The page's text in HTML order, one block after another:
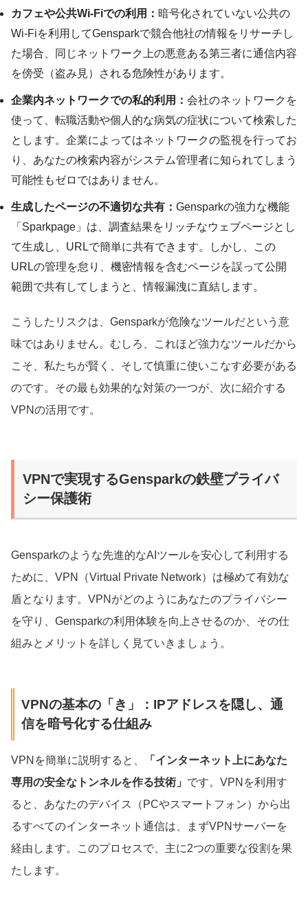
カフェや公共Wi-Fiでの利用： 暗号化されていない公共の
Wi-Fiを利用してGensparkで競合他社の情報をリサーチし
た場合、同じネットワーク上の悪意ある第三者に通信内容
を傍受（盗み見）される危険性があります。
企業内ネットワークでの私的利用： 会社のネットワークを
使って、転職活動や個人的な病気の症状について検索した
とします。企業によってはネットワークの監視を行ってお
り、あなたの検索内容がシステム管理者に知られてしまう
可能性もゼロではありません。
生成したページの不適切な共有： Gensparkの強力な機能
「Sparkpage」は、調査結果をリッチなウェブページとし
て生成し、URLで簡単に共有できます。しかし、この
URLの管理を怠り、機密情報を含むページを誤って公開
範囲で共有してしまうと、情報漏洩に直結します。
こうしたリスクは、Gensparkが危険なツールだという意
味ではありません。むしろ、これほど強力なツールだから
こそ、私たちが賢く、そして慎重に使いこなす必要がある
のです。その最も効果的な対策の一つが、次に紹介する
VPNの活用です。
VPNで実現するGensparkの鉄壁プライバ
シー保護術
Gensparkのような先進的なAIツールを安心して利用する
ために、VPN（Virtual Private Network）は極めて有効な
盾となります。VPNがどのようにあなたのプライバシー
を守り、Gensparkの利用体験を向上させるのか、その仕
組みとメリットを詳しく見ていきましょう。
VPNの基本の「き」：IPアドレスを隠し、通
信を暗号化する仕組み
VPNを簡単に説明すると、
「インターネット上にあなた
専用の安全なトンネルを作る技術」 です。VPNを利用す
ると、あなたのデバイス（PCやスマートフォン）から出
るすべてのインターネット通信は、まずVPNサーバーを
経由します。このプロセスで、主に2つの重要な役割を果
たします。